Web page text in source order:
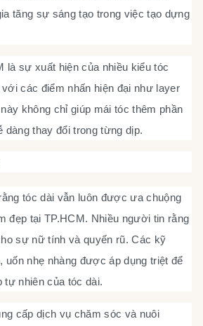
tăng sự sáng tạo trong việc tạo dựng
là sự xuất hiện của nhiều kiểu tóc
các điểm nhấn hiện đại như layer
không chỉ giúp mái tóc thêm phần
dàng thay đổi trong từng dịp.
tóc dài vẫn luôn được ưa chuộng
đẹp tại TP.HCM. Nhiều người tin rằng
sự nữ tính và quyến rũ. Các kỹ
uốn nhẹ nhàng được áp dụng triệt để
tự nhiên của tóc dài.
cấp dịch vụ chăm sóc và nuôi